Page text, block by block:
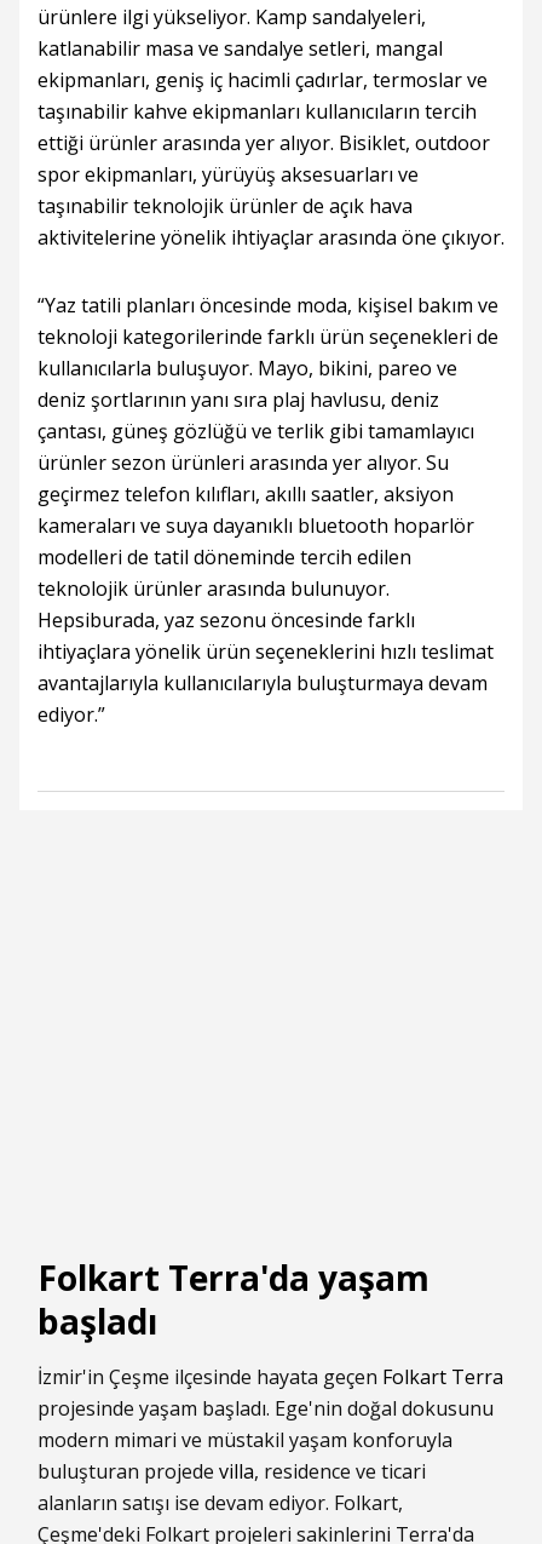
ürünlere ilgi yükseliyor. Kamp sandalyeleri,
katlanabilir masa ve sandalye setleri, mangal
ekipmanları, geniş iç hacimli çadırlar, termoslar ve
taşınabilir kahve ekipmanları kullanıcıların tercih
ettiği ürünler arasında yer alıyor. Bisiklet, outdoor
spor ekipmanları, yürüyüş aksesuarları ve
taşınabilir teknolojik ürünler de açık hava
aktivitelerine yönelik ihtiyaçlar arasında öne çıkıyor.
“Yaz tatili planları öncesinde moda, kişisel bakım ve
teknoloji kategorilerinde farklı ürün seçenekleri de
kullanıcılarla buluşuyor. Mayo, bikini, pareo ve
deniz şortlarının yanı sıra plaj havlusu, deniz
çantası, güneş gözlüğü ve terlik gibi tamamlayıcı
ürünler sezon ürünleri arasında yer alıyor. Su
geçirmez telefon kılıfları, akıllı saatler, aksiyon
kameraları ve suya dayanıklı bluetooth hoparlör
modelleri de tatil döneminde tercih edilen
teknolojik ürünler arasında bulunuyor.
Hepsiburada, yaz sezonu öncesinde farklı
ihtiyaçlara yönelik ürün seçeneklerini hızlı teslimat
avantajlarıyla kullanıcılarıyla buluşturmaya devam
ediyor.”
Folkart Terra'da yaşam
başladı
İzmir'in Çeşme ilçesinde hayata geçen Folkart Terra
projesinde yaşam başladı. Ege'nin doğal dokusunu
modern mimari ve müstakil yaşam konforuyla
buluşturan projede villa, residence ve ticari
alanların satışı ise devam ediyor. Folkart,
Çeşme'deki Folkart projeleri sakinlerini Terra'da